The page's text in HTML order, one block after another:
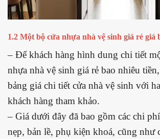
1.2 Một bộ cửa nhựa nhà vệ sinh giá rẻ giá
– Để khách hàng hình dung chi tiết
nhựa nhà vệ sinh giá rẻ bao nhiêu
bảng giá chi tiết cửa nhà vệ sinh với
khách hàng tham khảo.
– Giá dưới đây đã bao gồm các chi
nẹp, bản lề, phụ kiện khoá, cũng như